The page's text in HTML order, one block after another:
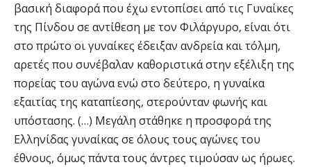
βασική διαφορά που έχω εντοπίσει από τις Γυναίκες
της Πίνδου σε αντίθεση με τον Φιλάργυρο, είναι ότι
στο πρώτο οι γυναίκες έδειξαν ανδρεία και τόλμη,
αρετές που συνέβαλαν καθοριστικά στην εξέλιξη της
πορείας του αγώνα ενώ στο δεύτερο, η γυναίκα
εξαιτίας της καταπίεσης, στερούνταν φωνής και
υπόστασης. (…) Μεγάλη στάθηκε η προσφορά της
Ελληνίδας γυναίκας σε όλους τους αγώνες του
έθνους, όμως πάντα τους άντρες τιμούσαν ως ήρωες.